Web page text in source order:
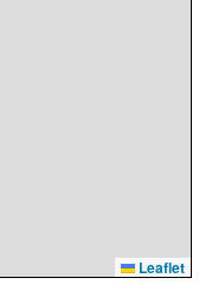
Leaflet